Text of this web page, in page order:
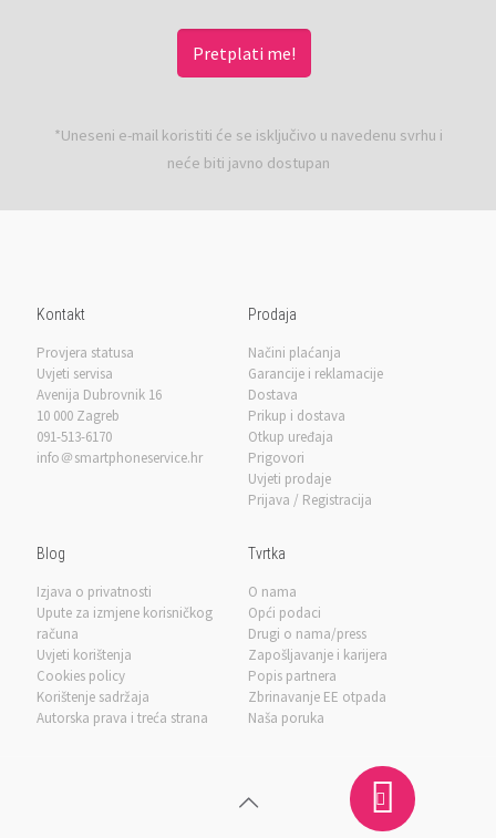
*Uneseni e-mail koristiti će se isključivo u navedenu svrhu i
neće biti javno dostupan
Kontakt
Provjera statusa
Uvjeti servisa
Avenija Dubrovnik 16
10 000 Zagreb
091-513-6170
info＠smartphoneservice.hr
Prodaja
Načini plaćanja
Garancije i reklamacije
Dostava
Prikup i dostava
Otkup uređaja
Prigovori
Uvjeti prodaje
Prijava / Registracija
Blog
Izjava o privatnosti
Upute za izmjene korisničkog
računa
Uvjeti korištenja
Cookies policy
Korištenje sadržaja
Autorska prava i treća strana
Tvrtka
O nama
Opći podaci
Drugi o nama/press
Zapošljavanje i karijera
Popis partnera
Zbrinavanje EE otpada
Naša poruka